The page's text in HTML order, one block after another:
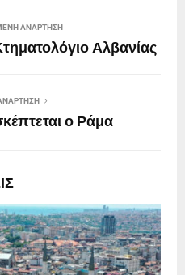
ΑΝΆΡΤΗΣΗ
Αλβανίας
ο Ράμα